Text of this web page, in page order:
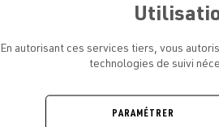
En autorisant ces services tiers, vous
technologies de suivi
PARAMÉTRER